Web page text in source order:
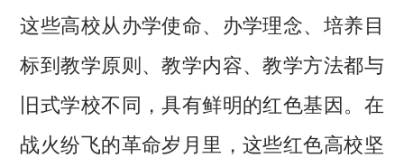
这些高校从办学使命、办学理念、培养目
标到教学原则、教学内容、教学方法都与
旧式学校不同，具有鲜明的红色基因。在
战火纷飞的革命岁月里，这些红色高校坚